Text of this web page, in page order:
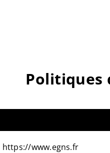
Politiques
https://www.egns.fr